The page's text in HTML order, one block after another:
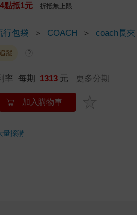
點抵1元 折抵無上限
行包袋 ＞ COACH ＞ coach長夾
追蹤 ?
率 每期 1313 元 更多分期
加入購物車
量採購